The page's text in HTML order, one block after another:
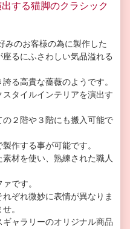
する猫脚のクラシック
みのお客様の為に製作した
座るにふさわしい気品溢れる
る高貴な薔薇のようです。
タイルインテリアを演出す
２階や３階にも搬入可能で
作する事が可能です。
材を使い、熟練された職人
です。
ぞれ微妙に表情が異なりま
。
ャラリーのオリジナル商品